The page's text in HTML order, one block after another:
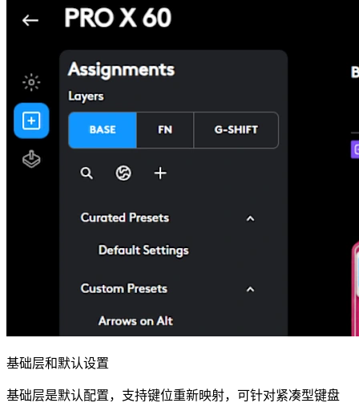
基础层和默认设置
基础层是默认配置，支持键位重新映射，可针对紧凑型键盘